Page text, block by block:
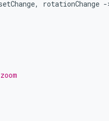
, rotationChange -